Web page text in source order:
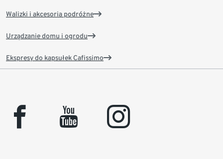
Walizki i akcesoria podróżne
Urządzanie domu i ogrodu
Ekspresy do kapsułek Cafissimo
facebook youtube instagram